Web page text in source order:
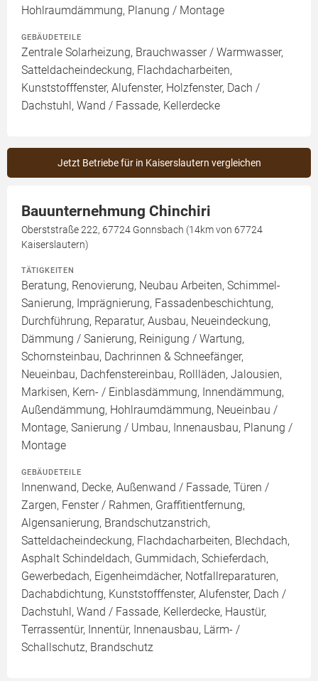
Hohlraumdämmung, Planung / Montage
GEBÄUDETEILE
Zentrale Solarheizung, Brauchwasser / Warmwasser,
Satteldacheindeckung, Flachdacharbeiten,
Kunststofffenster, Alufenster, Holzfenster, Dach /
Dachstuhl, Wand / Fassade, Kellerdecke
Jetzt Betriebe für in Kaiserslautern vergleichen
Bauunternehmung Chinchiri
Oberststraße 222, 67724 Gonnsbach (14km von 67724
Kaiserslautern)
TÄTIGKEITEN
Beratung, Renovierung, Neubau Arbeiten, Schimmel-
Sanierung, Imprägnierung, Fassadenbeschichtung,
Durchführung, Reparatur, Ausbau, Neueindeckung,
Dämmung / Sanierung, Reinigung / Wartung,
Schornsteinbau, Dachrinnen & Schneefänger,
Neueinbau, Dachfenstereinbau, Rollläden, Jalousien,
Markisen, Kern- / Einblasdämmung, Innendämmung,
Außendämmung, Hohlraumdämmung, Neueinbau /
Montage, Sanierung / Umbau, Innenausbau, Planung /
Montage
GEBÄUDETEILE
Innenwand, Decke, Außenwand / Fassade, Türen /
Zargen, Fenster / Rahmen, Graffitientfernung,
Algensanierung, Brandschutzanstrich,
Satteldacheindeckung, Flachdacharbeiten, Blechdach,
Asphalt Schindeldach, Gummidach, Schieferdach,
Gewerbedach, Eigenheimdächer, Notfallreparaturen,
Dachabdichtung, Kunststofffenster, Alufenster, Dach /
Dachstuhl, Wand / Fassade, Kellerdecke, Haustür,
Terrassentür, Innentür, Innenausbau, Lärm- /
Schallschutz, Brandschutz